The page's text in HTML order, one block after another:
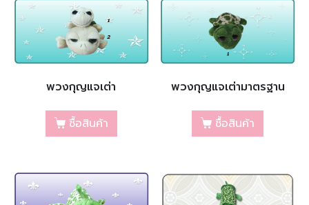
พวงกุญแจเต่า
ซื้อสินค้า
พวงกุญแจเต่ามาตรฐาน
ซื้อสินค้า